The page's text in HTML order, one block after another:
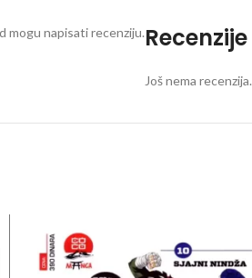
Recenzije
Još nema recenzija.
mogu napisati recenziju.